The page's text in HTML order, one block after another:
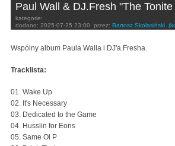
Paul Wall & DJ.Fresh "The
kategorie:
dodano: 2025-07-25 23:00 przez: Bartosz Skolasiński
Wspólny album Paula Walla i DJ'a.Fresha.
Tracklista:
01. Wake Up
02. It's Necessary
03. Dedicated to the Game
04. Husslin for Eons
05. Same Ol P